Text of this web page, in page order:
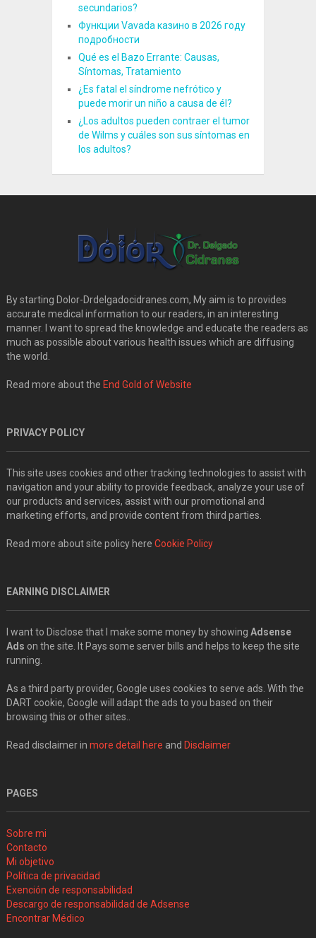
secundarios?
Функции Vavada казино в 2026 году
подробности
Qué es el Bazo Errante: Causas,
Síntomas, Tratamiento
¿Es fatal el síndrome nefrótico y
puede morir un niño a causa de él?
¿Los adultos pueden contraer el tumor
de Wilms y cuáles son sus síntomas en
los adultos?
By starting Dolor-Drdelgadocidranes.com, My aim is to provides
accurate medical information to our readers, in an interesting
manner. I want to spread the knowledge and educate the readers as
much as possible about various health issues which are diffusing
the world.
Read more about the End Gold of Website
PRIVACY POLICY
This site uses cookies and other tracking technologies to assist with
navigation and your ability to provide feedback, analyze your use of
our products and services, assist with our promotional and
marketing efforts, and provide content from third parties.
Read more about site policy here Cookie Policy
EARNING DISCLAIMER
I want to Disclose that I make some money by showing Adsense
Ads on the site. It Pays some server bills and helps to keep the site
running.
As a third party provider, Google uses cookies to serve ads. With the
DART cookie, Google will adapt the ads to you based on their
browsing this or other sites..
Read disclaimer in more detail here and Disclaimer
PAGES
Sobre mi
Contacto
Mi objetivo
Política de privacidad
Exención de responsabilidad
Descargo de responsabilidad de Adsense
Encontrar Médico